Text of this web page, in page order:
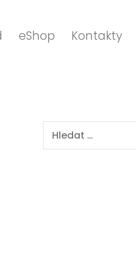
eShop Kontakty